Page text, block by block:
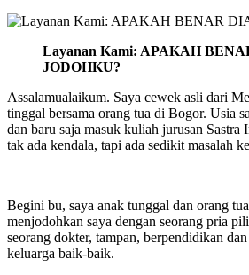
Layanan Kami: APAKAH
JODOHKU?
Assalamualaikum. Saya cewek asli dari
tinggal bersama orang tua di Bogor. Usia
dan baru saja masuk kuliah jurusan Sastra
tak ada kendala, tapi ada sedikit masalah
Begini bu, saya anak tunggal dan orang
menjodohkan saya dengan seorang pria
seorang dokter, tampan, berpendidikan
keluarga baik-baik.